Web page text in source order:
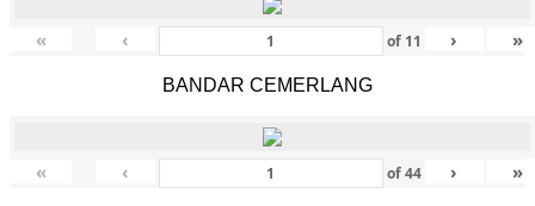
« ‹ of 11 › »
BANDAR CEMERLANG
« ‹ of44 › »